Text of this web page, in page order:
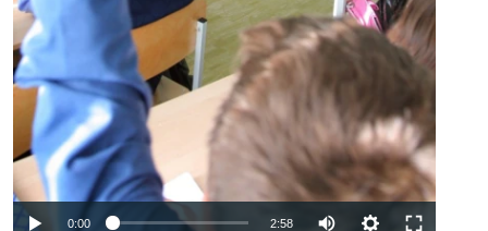
0:00 2:58